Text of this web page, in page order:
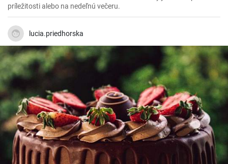
príležitosti alebo na nedeľnú večeru.
lucia.priedhorska